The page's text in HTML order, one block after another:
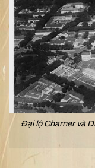
Đại lộ Charner và